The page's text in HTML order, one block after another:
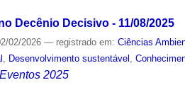
Decênio Decisivo - 11/08/2025
02/2026— registrado em:Ciências
Desenvolvimento sustentável ,
Eventos 2025